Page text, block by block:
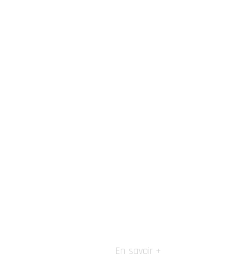
En savoir +